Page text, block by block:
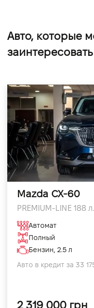
Авто, которые
заинтересовать
Mazda CX-60
PREMIUM-LINE 188
Автомат
Полный
Бензин, 2.5 л
Авто в кредит за 33
2 319 000 грн